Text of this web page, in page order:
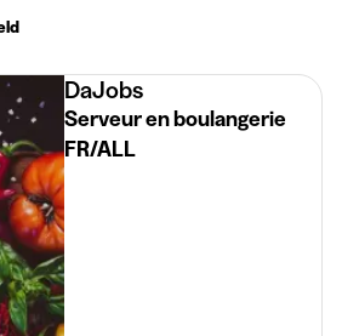
DaJobs
Serveur en boulangerie
FR/ALL